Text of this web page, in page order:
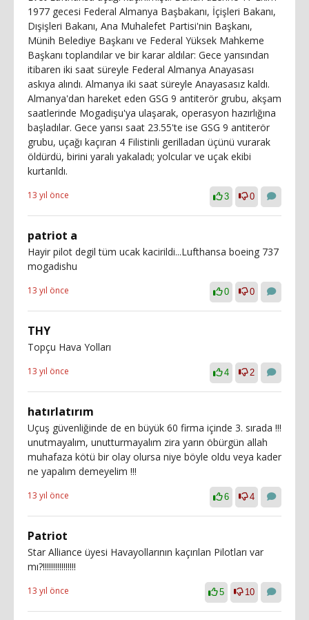
1977 gecesi Federal Almanya Başbakanı, İçişleri Bakanı,
Dışişleri Bakanı, Ana Muhalefet Partisi'nin Başkanı,
Münih Belediye Başkanı ve Federal Yüksek Mahkeme
Başkanı toplandılar ve bir karar aldılar: Gece yarısından
itibaren iki saat süreyle Federal Almanya Anayasası
askıya alındı. Almanya iki saat süreyle Anayasasız kaldı.
Almanya'dan hareket eden GSG 9 antiterör grubu, akşam
saatlerinde Mogadişu'ya ulaşarak, operasyon hazırlığına
başladılar. Gece yarısı saat 23.55'te ise GSG 9 antiterör
grubu, uçağı kaçıran 4 Filistinli gerilladan üçünü vurarak
öldürdü, birini yaralı yakaladı; yolcular ve uçak ekibi
kurtarıldı.
13 yıl önce 3 0
patriot a
Hayir pilot degil tüm ucak kacirildi...Lufthansa boeing 737
mogadishu
13 yıl önce 0 0
THY
Topçu Hava Yolları
13 yıl önce 4 2
hatırlatırım
Uçuş güvenliğinde de en büyük 60 firma içinde 3. sırada !!!
unutmayalım, unutturmayalım zira yarın öbürgün allah
muhafaza kötü bir olay olursa niye böyle oldu veya kader
ne yapalım demeyelim !!!
13 yıl önce 6 4
Patriot
Star Alliance üyesi Havayollarının kaçırılan Pilotları var
mı?!!!!!!!!!!!!!!!!
13 yıl önce 5 10